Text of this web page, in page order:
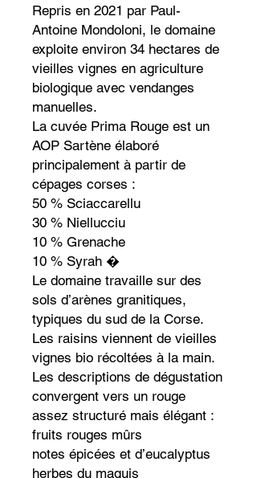
Repris en 2021 par Paul-
Antoine Mondoloni, le domaine
exploite environ 34 hectares de
vieilles vignes en agriculture
biologique avec vendanges
manuelles.
La cuvée Prima Rouge est un
AOP Sartène élaboré
principalement à partir de
cépages corses :
50 % Sciaccarellu
30 % Niellucciu
10 % Grenache
10 % Syrah �
Le domaine travaille sur des
sols d’arènes granitiques,
typiques du sud de la Corse.
Les raisins viennent de vieilles
vignes bio récoltées à la main.
Les descriptions de dégustation
convergent vers un rouge
assez structuré mais élégant :
fruits rouges mûrs
notes épicées et d’eucalyptus
herbes du maquis